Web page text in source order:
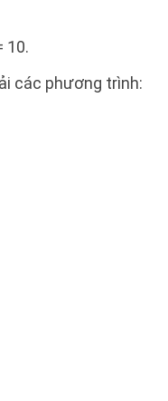
10.
các phương trình: